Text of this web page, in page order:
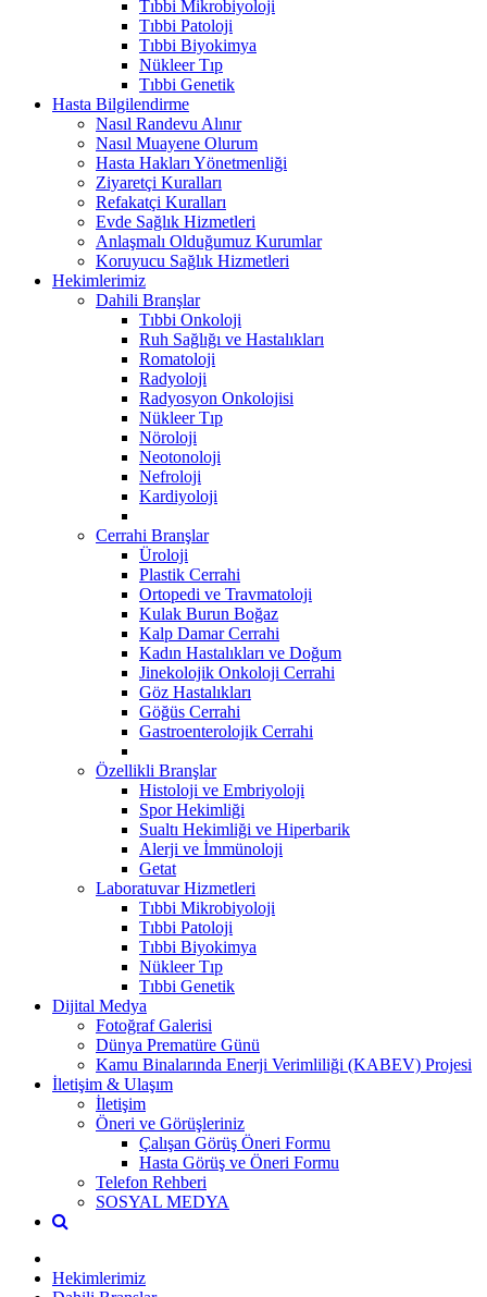
Tıbbi Mikrobiyoloji
Tıbbi Patoloji
Tıbbi Biyokimya
Nükleer Tıp
Tıbbi Genetik
Hasta Bilgilendirme
Nasıl Randevu Alınır
Nasıl Muayene Olurum
Hasta Hakları Yönetmenliği
Ziyaretçi Kuralları
Refakatçi Kuralları
Evde Sağlık Hizmetleri
Anlaşmalı Olduğumuz Kurumlar
Koruyucu Sağlık Hizmetleri
Hekimlerimiz
Dahili Branşlar
Tıbbi Onkoloji
Ruh Sağlığı ve Hastalıkları
Romatoloji
Radyoloji
Radyosyon Onkolojisi
Nükleer Tıp
Nöroloji
Neotonoloji
Nefroloji
Kardiyoloji
Cerrahi Branşlar
Üroloji
Plastik Cerrahi
Ortopedi ve Travmatoloji
Kulak Burun Boğaz
Kalp Damar Cerrahi
Kadın Hastalıkları ve Doğum
Jinekolojik Onkoloji Cerrahi
Göz Hastalıkları
Göğüs Cerrahi
Gastroenterolojik Cerrahi
Özellikli Branşlar
Histoloji ve Embriyoloji
Spor Hekimliği
Sualtı Hekimliği ve Hiperbarik
Alerji ve İmmünoloji
Getat
Laboratuvar Hizmetleri
Tıbbi Mikrobiyoloji
Tıbbi Patoloji
Tıbbi Biyokimya
Nükleer Tıp
Tıbbi Genetik
Dijital Medya
Fotoğraf Galerisi
Dünya Prematüre Günü
Kamu Binalarında Enerji Verimliliği (KABEV) Projesi
İletişim & Ulaşım
İletişim
Öneri ve Görüşleriniz
Çalışan Görüş Öneri Formu
Hasta Görüş ve Öneri Formu
Telefon Rehberi
SOSYAL MEDYA
Hekimlerimiz